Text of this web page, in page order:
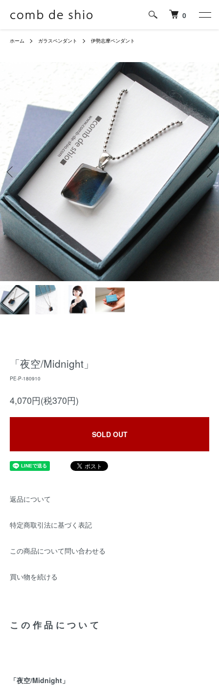
0
ホーム ガラスペンダント 伊勢志摩ペンダント
「夜空/Midnight」
PE-P-180910
4,070円(税370円)
SOLD OUT
返品について
特定商取引法に基づく表記
この商品について問い合わせる
買い物を続ける
この作品について
「夜空/Midnight」